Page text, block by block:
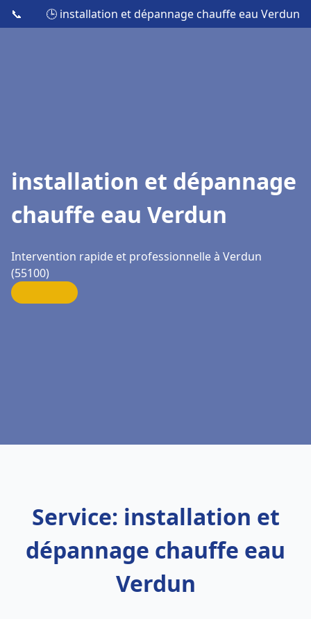
📞 🕒 installation et dépannage chauffe eau Verdun
installation et dépannage
chauffe eau Verdun
Intervention rapide et professionnelle à Verdun
(55100)
Service: installation et
dépannage chauffe eau
Verdun